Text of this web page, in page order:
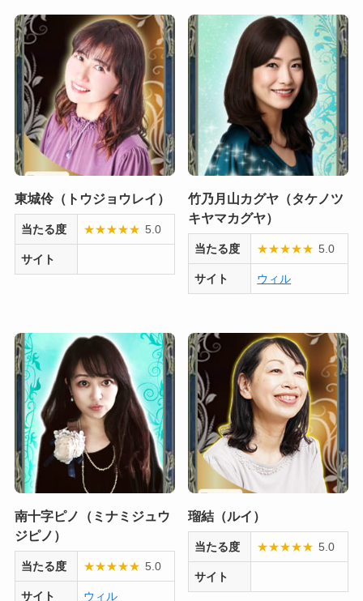
東城伶（トウジョウレイ）
当たる度 ★★★★★ 5.0
サイト
竹乃月山カグヤ（タケノツ
キヤマカグヤ）
当たる度 ★★★★★ 5.0
サイト ウィル
南十字ピノ（ミナミジュウ
ジピノ）
当たる度 ★★★★★ 5.0
サイト ウィル
瑠結（ルイ）
当たる度 ★★★★★ 5.0
サイト